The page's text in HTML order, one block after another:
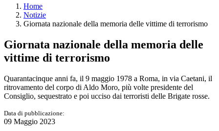
Home
Notizie
Giornata nazionale della memoria delle vittime di terrorismo
Giornata nazionale della memoria delle
vittime di terrorismo
Quarantacinque anni fa, il 9 maggio 1978 a Roma, in via Caetani, il
ritrovamento del corpo di Aldo Moro, più volte presidente del
Consiglio, sequestrato e poi ucciso dai terroristi delle Brigate rosse.
Data di pubblicazione:
09 Maggio 2023